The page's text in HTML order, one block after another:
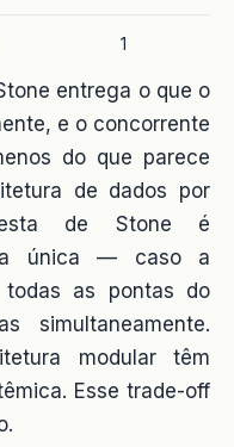
1
entrega o que o
e o concorrente
do que parece
de dados por
de Stone é
única — caso a
todas as pontas do
simultaneamente.
modular têm
Esse trade-off